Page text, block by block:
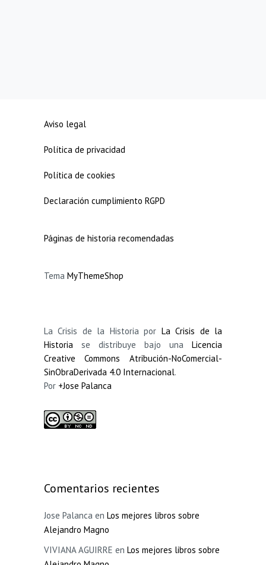
Aviso legal
Política de privacidad
Política de cookies
Declaración cumplimiento RGPD
Páginas de historia recomendadas
Tema MyThemeShop
La Crisis de la Historia por La Crisis de la
Historiase distribuye bajo una Licencia
Creative Commons Atribución-NoComercial-
SinObraDerivada 4.0 Internacional.
Por +Jose Palanca
Comentarios recientes
Jose Palanca en Los mejores libros sobre
Alejandro Magno
VIVIANA AGUIRRE en Los mejores libros sobre